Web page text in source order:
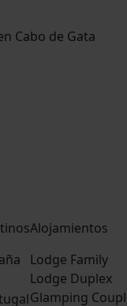
Cabo de Gata
Alojamientos
Lodge Family
Lodge Duplex
Glamping